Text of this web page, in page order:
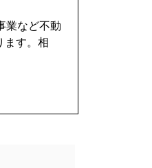
業など不動
ます。相